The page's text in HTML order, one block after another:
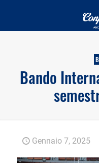
Bando
Gennaio 7, 2025